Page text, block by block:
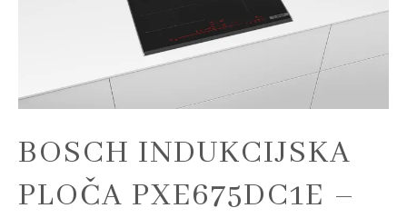
BOSCH INDUKCIJSKA
PLOČA PXE675DC1E –
vašoj